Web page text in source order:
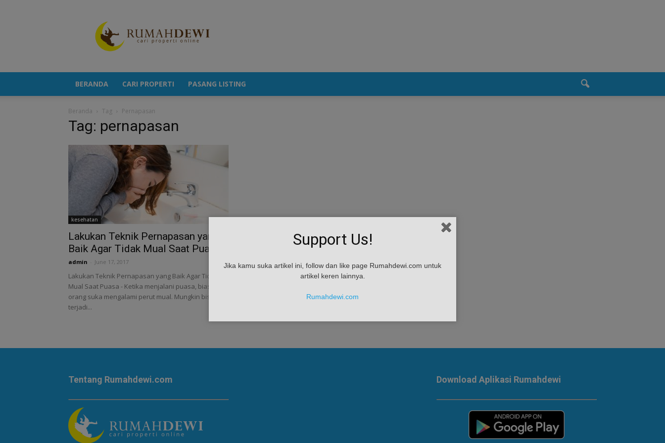
Berita
Properti
Terkini
BERANDA CARI PROPERTI PASANG LISTING
Beranda Tag Pernapasan
Tag: pernapasan
kesehatan
Lakukan Teknik Pernapasan yang
Baik Agar Tidak Mual Saat Puasa
admin June 17, 2017
Lakukan Teknik Pernapasan yang Baik Agar Tidak
Mual Saat Puasa - Ketika menjalani puasa, biasanya
orang suka mengalami perut mual. Mungkin bisa saja
terjadi...
Tentang Rumahdewi.com Download Aplikasi Rumahdewi
Support Us!
Jika kamu suka artikel ini, follow dan like page Rumahdewi.com untuk
artikel keren lainnya.
Rumahdewi.com